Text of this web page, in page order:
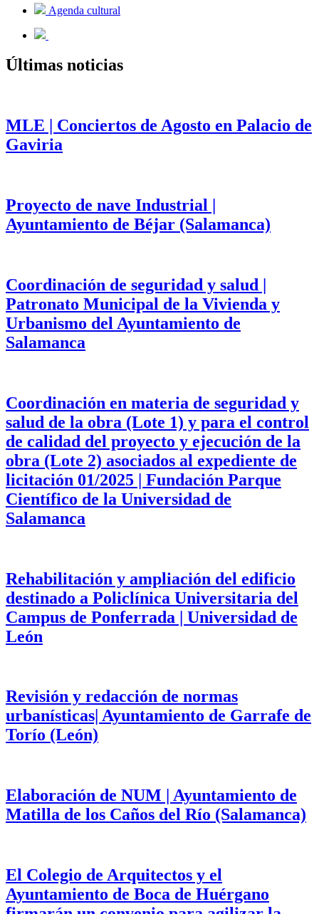
Agenda cultural
Últimas noticias
MLE | Conciertos de Agosto en Palacio de
Gaviria
Proyecto de nave Industrial |
Ayuntamiento de Béjar (Salamanca)
Coordinación de seguridad y salud |
Patronato Municipal de la Vivienda y
Urbanismo del Ayuntamiento de
Salamanca
Coordinación en materia de seguridad y
salud de la obra (Lote 1) y para el control
de calidad del proyecto y ejecución de la
obra (Lote 2) asociados al expediente de
licitación 01/2025 | Fundación Parque
Científico de la Universidad de
Salamanca
Rehabilitación y ampliación del edificio
destinado a Policlínica Universitaria del
Campus de Ponferrada | Universidad de
León
Revisión y redacción de normas
urbanísticas| Ayuntamiento de Garrafe de
Torío (León)
Elaboración de NUM | Ayuntamiento de
Matilla de los Caños del Río (Salamanca)
El Colegio de Arquitectos y el
Ayuntamiento de Boca de Huérgano